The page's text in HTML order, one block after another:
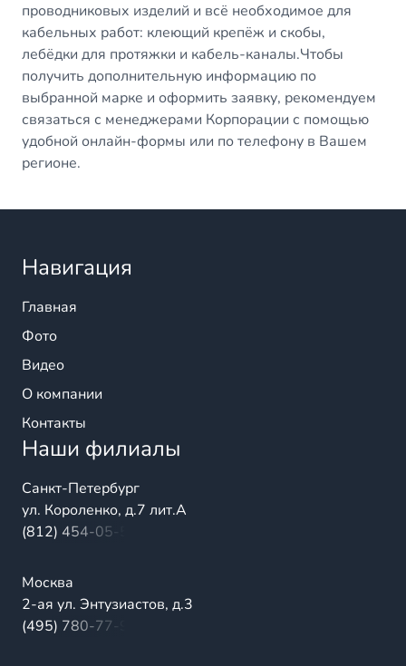
проводниковых изделий и всё необходимое для
кабельных работ: клеющий крепёж и скобы,
лебёдки для протяжки и кабель-каналы.Чтобы
получить дополнительную информацию по
выбранной марке и оформить заявку, рекомендуем
связаться с менеджерами Корпорации с помощью
удобной онлайн-формы или по телефону в Вашем
регионе.
Навигация
Главная
Фото
Видео
О компании
Контакты
Наши филиалы
Санкт-Петербург
ул. Короленко, д.7 лит.А
(812) 454-05-54
Москва
2-ая ул. Энтузиастов, д.3
(495) 780-77-98